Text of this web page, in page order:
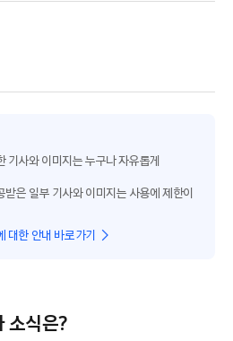
기사와 이미지는 누구나 자유롭게
은 일부 기사와 이미지는 사용에 제한이
대한 안내 바로가기
소식은?